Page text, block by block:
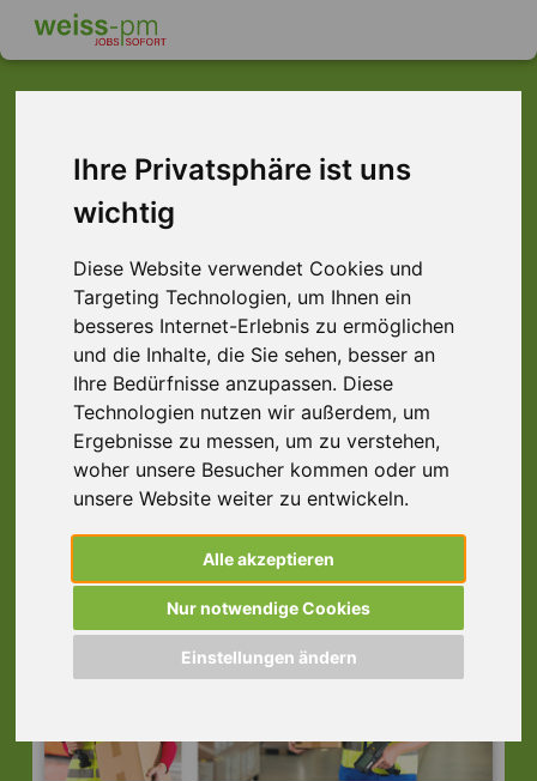
Ihre Privatsphäre ist uns
wichtig
Diese Website verwendet Cookies und
Targeting Technologien, um Ihnen ein
besseres Internet-Erlebnis zu ermöglichen
und die Inhalte, die Sie sehen, besser an
Ihre Bedürfnisse anzupassen. Diese
Technologien nutzen wir außerdem, um
Ergebnisse zu messen, um zu verstehen,
woher unsere Besucher kommen oder um
unsere Website weiter zu entwickeln.
Alle akzeptieren
Nur notwendige Cookies
Einstellungen ändern
Dieser Job ist leider
nicht mehr verfügbar ...
... aber vielleicht ist hier etwas dabei:
Lagerhelfer (m/w/d), Raum Aschaffenburg
63739 Aschaffenburg